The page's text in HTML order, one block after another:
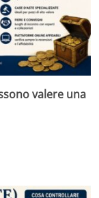
valere una